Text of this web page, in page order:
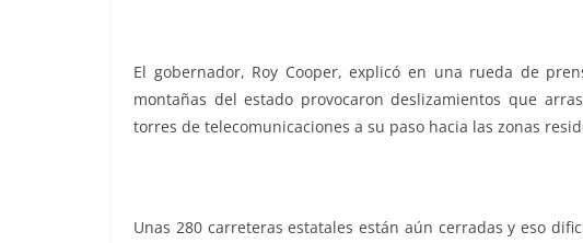
El gobernador, Roy Cooper, explicó en una rueda de
montañas del estado provocaron deslizamientos que
torres de telecomunicaciones a su paso hacia las zonas
Unas 280 carreteras estatales están aún cerradas y eso